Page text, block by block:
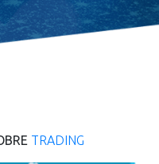
TRADING